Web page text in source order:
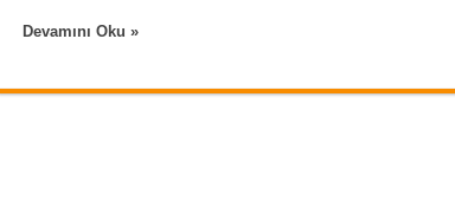
Devamını Oku »